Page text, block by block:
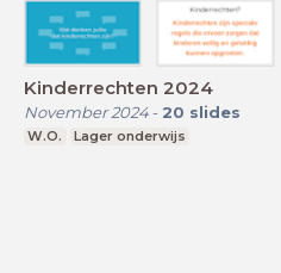
Kinderrechten 2024
November 2024- 20 slides
W.O. Lager onderwijs